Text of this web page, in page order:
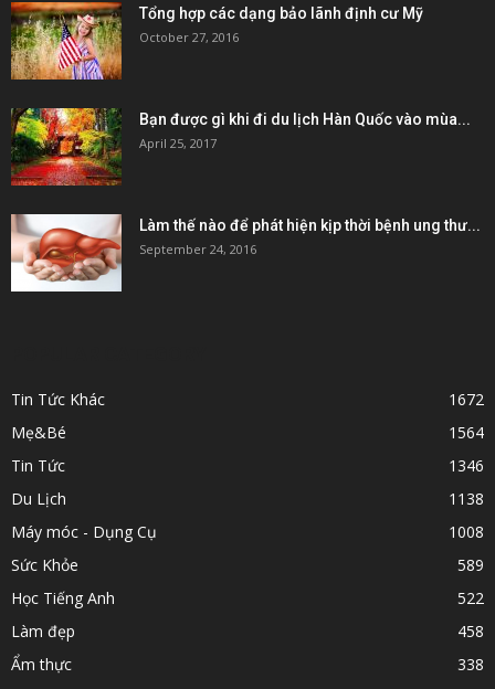
Tổng hợp các dạng bảo lãnh định cư Mỹ
October 27, 2016
Bạn được gì khi đi du lịch Hàn Quốc vào mùa...
April 25, 2017
Làm thế nào để phát hiện kịp thời bệnh ung thư...
September 24, 2016
Tin Tức Khác
1672
Mẹ&Bé
1564
Tin Tức
1346
Du Lịch
1138
Máy móc - Dụng Cụ
1008
Sức Khỏe
589
Học Tiếng Anh
522
Làm đẹp
458
Ẩm thực
338